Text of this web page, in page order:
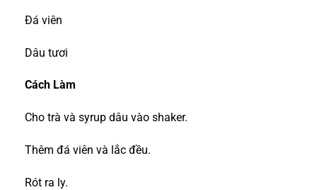
Đá viên
Dâu tươi
Cách Làm
Cho trà và syrup dâu vào shaker.
Thêm đá viên và lắc đều.
Rót ra ly.